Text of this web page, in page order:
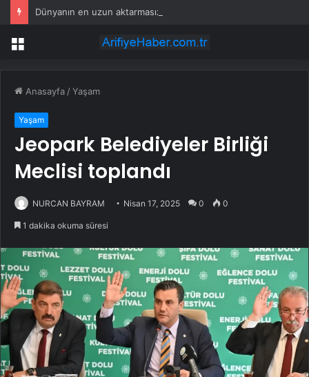
Menü
Anasayfa /Yaşam
Yaşam
Jeopark Belediyeler Birliği
Meclisi toplandı
NURCAN BAYRAM Nisan 17, 2025 0 0
1 dakika okuma süresi